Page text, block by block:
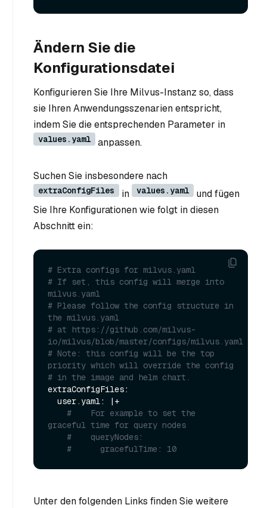
Ändern Sie die
Konfigurationsdatei
Konfigurieren Sie Ihre Milvus-Instanz so, dass
sie Ihren Anwendungsszenarien entspricht,
indem Sie die entsprechenden Parameter in
values.yaml anpassen.
Suchen Sie insbesondere nach
extraConfigFiles in values.yaml
und fügen
Sie Ihre Konfigurationen wie folgt in diesen
Abschnitt ein:
# Extra configs for milvus.yaml
# If set, this config will merge into
milvus.yaml
# Please follow the config structure in
the milvus.yaml
# at https://github.com/milvus-
io/milvus/blob/master/configs/milvus.yaml
# Note: this config will be the top
priority which will override the config
# in the image and helm chart.
extraConfigFiles:
#    For example to set the
graceful time for query nodes
#    queryNodes:
#      gracefulTime: 10
Unter den folgenden Links finden Sie weitere